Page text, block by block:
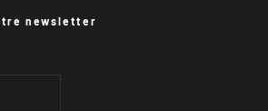
newsletter